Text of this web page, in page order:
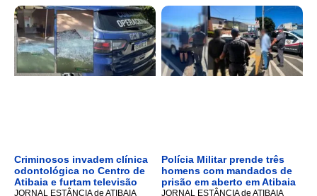
Criminosos invadem clínica
odontológica no Centro de
Atibaia e furtam televisão
JORNAL ESTÂNCIA de ATIBAIA
Polícia Militar prende três
homens com mandados de
prisão em aberto em Atibaia
JORNAL ESTÂNCIA de ATIBAIA